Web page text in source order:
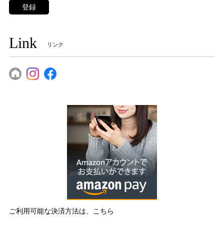
登録
Link リンク
ご利用可能な決済方法は、こちら